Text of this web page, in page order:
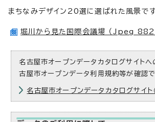
まちなみデザイン20選に選ばれた風景です
堀川から見た国際会議場 （Jpeg
名古屋市オープンデータカタログサイトへ
古屋市オープンデータ利用規約等が確認で
名古屋市オープンデータカタログサイト